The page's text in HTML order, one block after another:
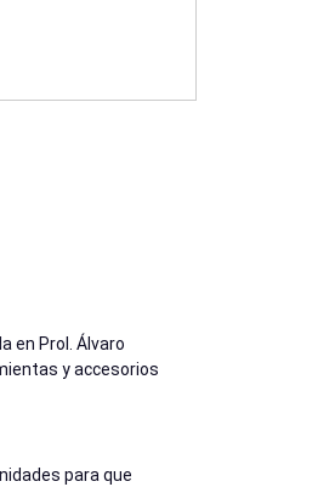
en Prol. Álvaro
y accesorios
para que